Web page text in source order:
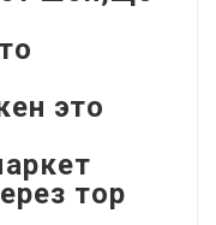
это
тор